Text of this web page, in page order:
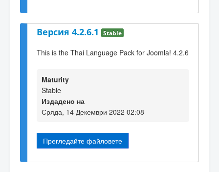
Версия 4.2.6.1 Stable
This is the Thai Language Pack for Joomla! 4.2.6
Maturity
Stable
Издадено на
Сряда, 14 Декември 2022 02:08
Прегледайте файловете